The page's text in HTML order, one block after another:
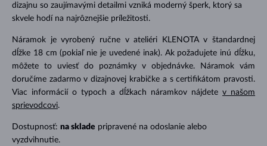
dizajnu so zaujímavými detailmi vzniká moderný šperk, ktorý sa
skvele hodí na najrôznejšie príležitosti.
Náramok je vyrobený ručne v ateliéri KLENOTA v štandardnej
dĺžke 18 cm (pokiaľ nie je uvedené inak). Ak požadujete inú dĺžku,
môžete to uviesť do poznámky v objednávke. Náramok vám
doručíme zadarmo v dizajnovej krabičke a s certifikátom pravosti.
Viac informácií o typoch a dĺžkach náramkov nájdete v našom
sprievodcovi.
Dostupnosť: na sklade pripravené na odoslanie alebo
vyzdvihnutie.